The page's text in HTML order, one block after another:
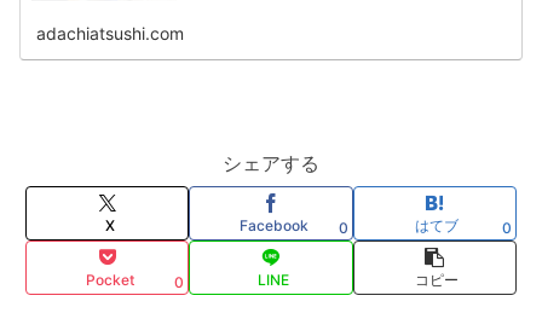
adachiatsushi.com
シェアする
X Facebook 0 はてブ 0
Pocket 0 LINE コピー